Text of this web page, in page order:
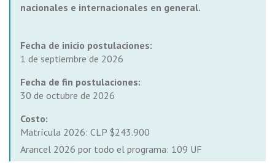
nacionales e internacionales en general.
Fecha de inicio postulaciones:
1 de septiembre de 2026
Fecha de fin postulaciones:
30 de octubre de 2026
Costo:
Matrícula 2026: CLP $243.900
Arancel 2026 por todo el programa: 109 UF